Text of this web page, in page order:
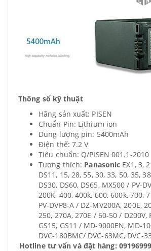
Thông số kỹ thuật
Hãng sản xuất: PISEN
Chuẩn Pin: Lithium ion
Dung lượng pin: 5400mAh
Điện thế: 7.2 V
Tiêu chuẩn: Q/PISEN 001.1-2010
Tương thích: Panasonic EX1, 3,
DS11, 15, 28, 55, 30, 33, 50, 35,
DS30, DS60, DS65, MX500 / PV-
200K, 400, 400k, 600, 600k, 700,
PV-DVP8-A / DZ-MV200A, 200E,
250, 270A, 270E / 60-50 / D200V,
GS15, GS11 / MD-9000EN, MD-
DVC-180BMC/ DVC-63MC, DVC-
Hotline tư vấn và đặt hàng: